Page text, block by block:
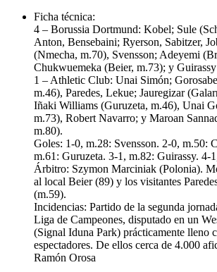
Ficha técnica:
4 – Borussia Dortmund: Kobel; Sule
Anton, Bensebaini; Ryerson, Sabitzer,
(Nmecha, m.70), Svensson; Adeyemi
Chukwuemeka (Beier, m.73); y
1 – Athletic Club: Unai Simón;
m.46), Paredes, Lekue; Jauregizar
Iñaki Williams (Guruzeta, m.46), Unai
m.73), Robert Navarro; y Maroan
m.80).
Goles: 1-0, m.28: Svensson. 2-0, m.50:
m.61: Guruzeta. 3-1, m.82: Guirassy. 4-
Árbitro: Szymon Marciniak (Polonia).
al local Beier (89) y los visitantes
(m.59).
Incidencias: Partido de la segunda
Liga de Campeones, disputado en un
(Signal Iduna Park) prácticamente lleno
espectadores. De ellos cerca de 4.000
Ramón Orosa